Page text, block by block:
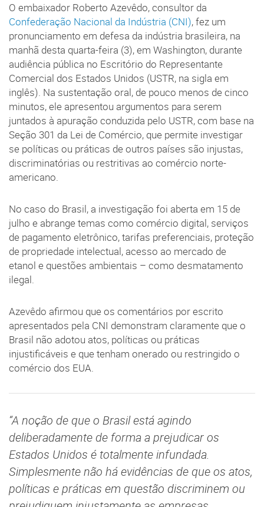
O embaixador Roberto Azevêdo, consultor da
Confederação Nacional da Indústria (CNI), fez um
pronunciamento em defesa da indústria brasileira, na
manhã desta quarta-feira (3), em Washington, durante
audiência pública no Escritório do Representante
Comercial dos Estados Unidos (USTR, na sigla em
inglês). Na sustentação oral, de pouco menos de cinco
minutos, ele apresentou argumentos para serem
juntados à apuração conduzida pelo USTR, com base na
Seção 301 da Lei de Comércio, que permite investigar
se políticas ou práticas de outros países são injustas,
discriminatórias ou restritivas ao comércio norte-
americano.
No caso do Brasil, a investigação foi aberta em 15 de
julho e abrange temas como comércio digital, serviços
de pagamento eletrônico, tarifas preferenciais, proteção
de propriedade intelectual, acesso ao mercado de
etanol e questões ambientais – como desmatamento
ilegal.
Azevêdo afirmou que os comentários por escrito
apresentados pela CNI demonstram claramente que o
Brasil não adotou atos, políticas ou práticas
injustificáveis e que tenham onerado ou restringido o
comércio dos EUA.
“A noção de que o Brasil está agindo
deliberadamente de forma a prejudicar os
Estados Unidos é totalmente infundada.
Simplesmente não há evidências de que os atos,
políticas e práticas em questão discriminem ou